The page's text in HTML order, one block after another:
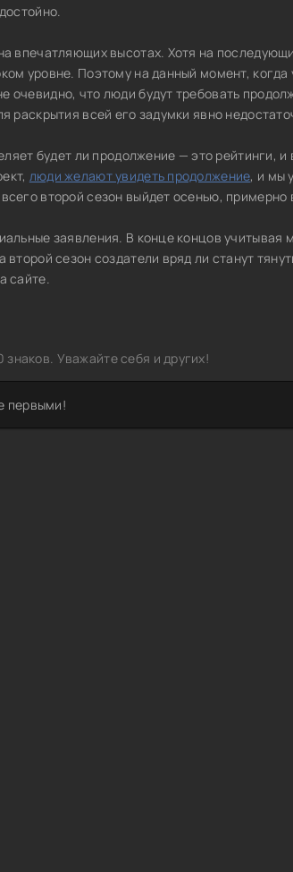
впечатляющих высотах. Хотя на
уровне. Поэтому на данный момент,
очевидно, что люди будут требовать
раскрытия всей его задумки явно
будет ли продолжение — это рейтинги, и
люди желают увидеть продолжение, и мы
второй сезон выйдет осенью, примерно
заявления. В конце концов учитывая
сезон создатели вряд ли станут
сайте.
Уважайте себя и других!
первыми!